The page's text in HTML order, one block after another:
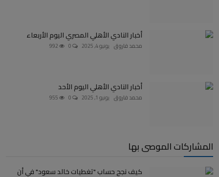
أخبار النادي الأهلي المصري اليوم الأربعاء
محمد فاروق يونيو 4, 2025
أخبار النادي الأهلي اليوم الأحد
محمد فاروق يونيو 1, 2025
المشاركات الموصى بها
كيف نجح حساب "تغطيات خالد سعود" في أن